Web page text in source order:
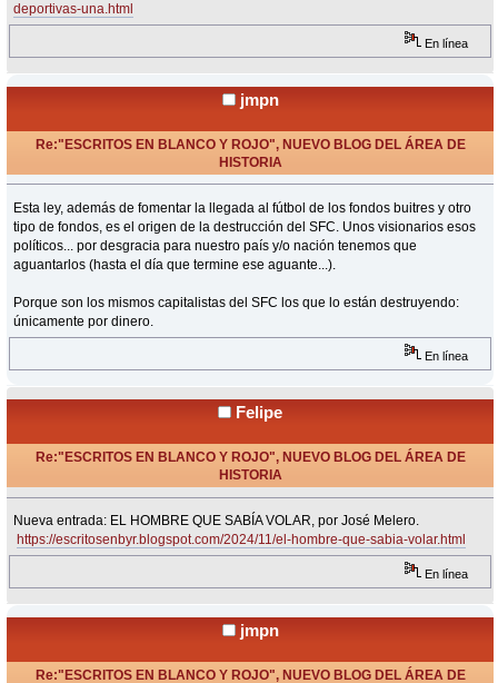
deportivas-una.html
En línea
jmpn
Re:"ESCRITOS EN BLANCO Y ROJO", NUEVO BLOG DEL ÁREA DE
HISTORIA
Esta ley, además de fomentar la llegada al fútbol de los fondos buitres y otro
tipo de fondos, es el origen de la destrucción del SFC. Unos visionarios esos
políticos... por desgracia para nuestro país y/o nación tenemos que
aguantarlos (hasta el día que termine ese aguante...).
Porque son los mismos capitalistas del SFC los que lo están destruyendo:
únicamente por dinero.
En línea
Felipe
Re:"ESCRITOS EN BLANCO Y ROJO", NUEVO BLOG DEL ÁREA DE
HISTORIA
Nueva entrada: EL HOMBRE QUE SABÍA VOLAR, por José Melero.
https://escritosenbyr.blogspot.com/2024/11/el-hombre-que-sabia-volar.html
En línea
jmpn
Re:"ESCRITOS EN BLANCO Y ROJO", NUEVO BLOG DEL ÁREA DE